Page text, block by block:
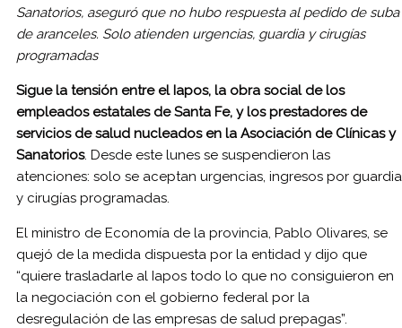
Sanatorios, aseguró que no hubo respuesta al pedido de suba
de aranceles. Solo atienden urgencias, guardia y cirugías
programadas
Sigue la tensión entre el Iapos, la obra social de los
empleados estatales de Santa Fe, y los prestadores de
servicios de salud nucleados en la Asociación de Clínicas y
Sanatorios. Desde este lunes se suspendieron las
atenciones: solo se aceptan urgencias, ingresos por guardia
y cirugías programadas.
El ministro de Economía de la provincia, Pablo Olivares, se
quejó de la medida dispuesta por la entidad y dijo que
“quiere trasladarle al Iapos todo lo que no consiguieron en
la negociación con el gobierno federal por la
desregulación de las empresas de salud prepagas”.